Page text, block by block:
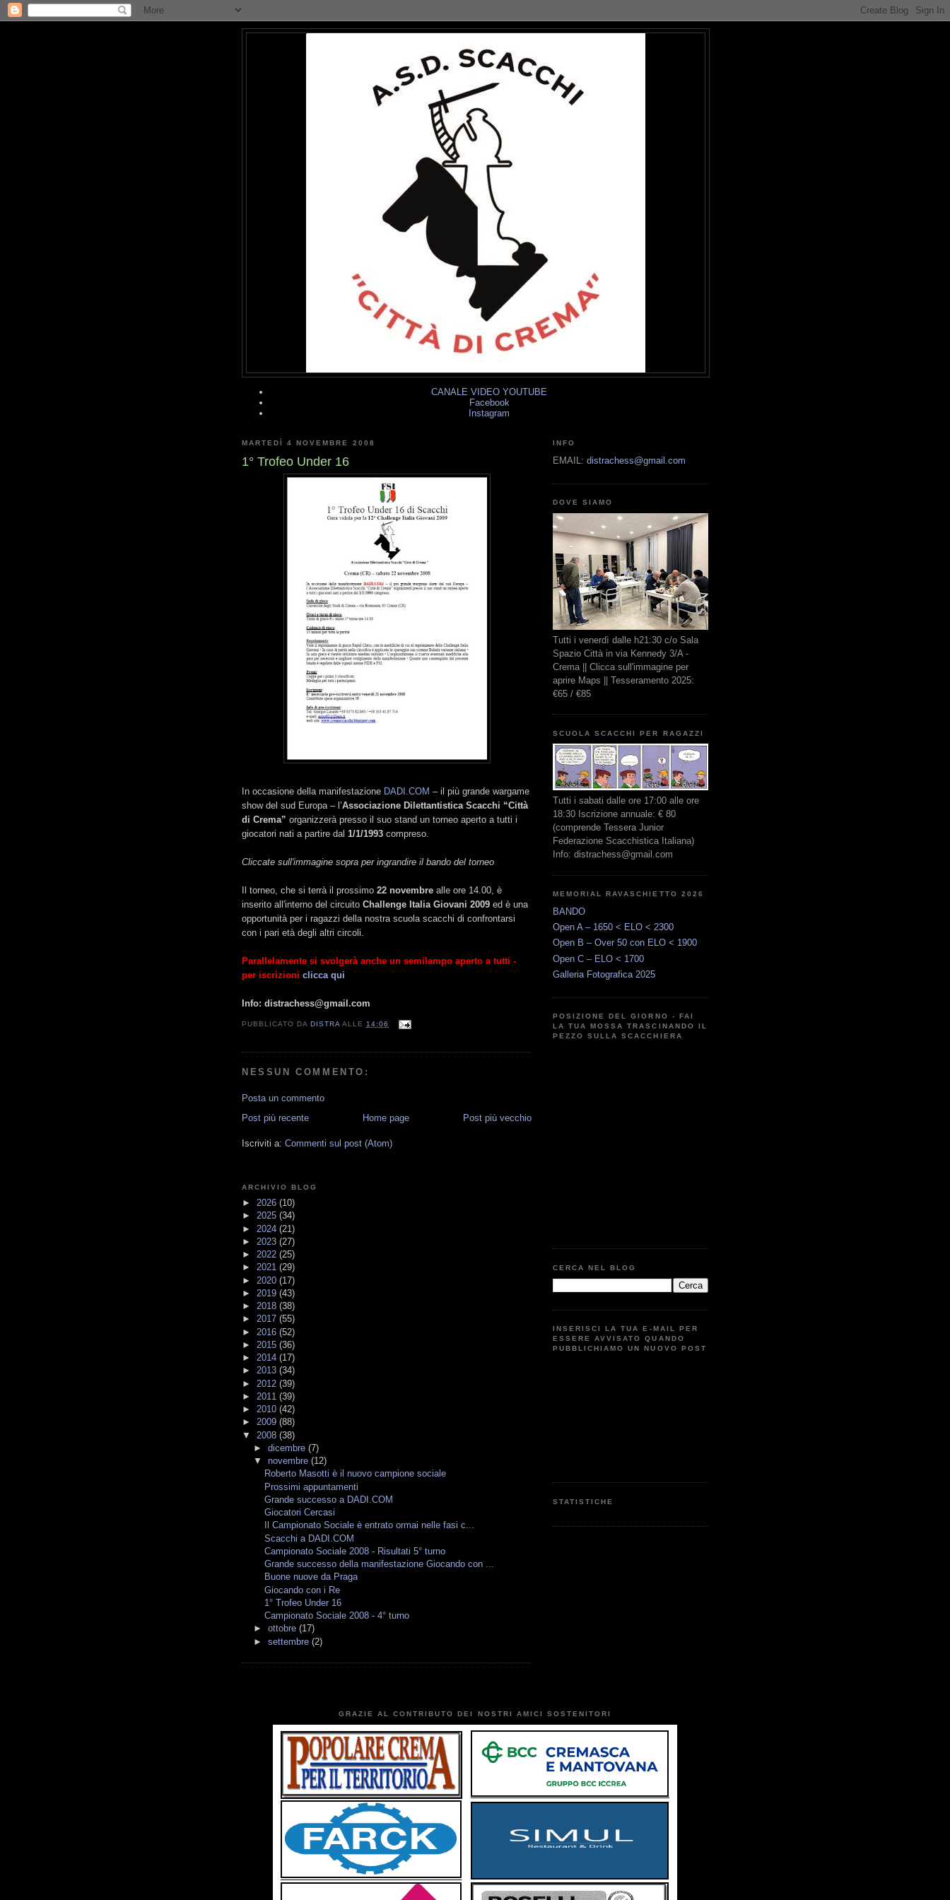
CANALE VIDEO YOUTUBE
Facebook
Instagram
MARTEDÌ 4 NOVEMBRE 2008
1° Trofeo Under 16
In occasione della manifestazione DADI.COM – il più grande wargame
show del sud Europa – l’Associazione Dilettantistica Scacchi “Città
di Crema” organizzerà presso il suo stand un torneo aperto a tutti i
giocatori nati a partire dal 1/1/1993 compreso.
Cliccate sull'immagine sopra per ingrandire il bando del torneo
Il torneo, che si terrà il prossimo 22 novembre alle ore 14.00, è
inserito all'interno del circuito Challenge Italia Giovani 2009 ed è una
opportunità per i ragazzi della nostra scuola scacchi di confrontarsi
con i pari età degli altri circoli.
Parallelamente si svolgerà anche un semilampo aperto a tutti -
per iscrizioni clicca qui
Info: distrachess@gmail.com
PUBBLICATO DA DISTRA ALLE14:06
NESSUN COMMENTO:
Posta un commento
Post più recente
Post più vecchio
Home page
Iscriviti a: Commenti sul post (Atom)
ARCHIVIO BLOG
► 2026 (10)
► 2025 (34)
► 2024 (21)
► 2023 (27)
► 2022 (25)
► 2021 (29)
► 2020 (17)
► 2019 (43)
► 2018 (38)
► 2017 (55)
► 2016 (52)
► 2015 (36)
► 2014 (17)
► 2013 (34)
► 2012 (39)
► 2011 (39)
► 2010 (42)
► 2009 (88)
▼ 2008 (38)
► dicembre (7)
▼ novembre (12)
Roberto Masotti è il nuovo campione sociale
Prossimi appuntamenti
Grande successo a DADI.COM
Giocatori Cercasi
Il Campionato Sociale è entrato ormai nelle fasi c...
Scacchi a DADI.COM
Campionato Sociale 2008 - Risultati 5° turno
Grande successo della manifestazione Giocando con ...
Buone nuove da Praga
Giocando con i Re
1° Trofeo Under 16
Campionato Sociale 2008 - 4° turno
► ottobre (17)
► settembre (2)
INFO
EMAIL: distrachess@gmail.com
DOVE SIAMO
Tutti i venerdì dalle h21:30 c/o Sala
Spazio Città in via Kennedy 3/A -
Crema || Clicca sull'immagine per
aprire Maps || Tesseramento 2025:
€65 / €85
SCUOLA SCACCHI PER RAGAZZI
Tutti i sabati dalle ore 17:00 alle ore
18:30 Iscrizione annuale: € 80
(comprende Tessera Junior
Federazione Scacchistica Italiana)
Info: distrachess@gmail.com
MEMORIAL RAVASCHIETTO 2026
BANDO
Open A – 1650 < ELO < 2300
Open B – Over 50 con ELO < 1900
Open C – ELO < 1700
Galleria Fotografica 2025
POSIZIONE DEL GIORNO - FAI
LA TUA MOSSA TRASCINANDO IL
PEZZO SULLA SCACCHIERA
CERCA NEL BLOG
INSERISCI LA TUA E-MAIL PER
ESSERE AVVISATO QUANDO
PUBBLICHIAMO UN NUOVO POST
STATISTICHE
GRAZIE AL CONTRIBUTO DEI NOSTRI AMICI SOSTENITORI